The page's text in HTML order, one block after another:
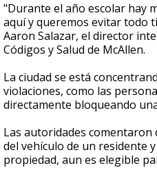
"Durante el año escolar hay
aquí y queremos evitar todo
Aaron Salazar, el director
Códigos y Salud de McAllen.
La ciudad se está
violaciones, como las
directamente bloqueando
Las autoridades comentaron
del vehículo de un residente
propiedad, aun es elegible